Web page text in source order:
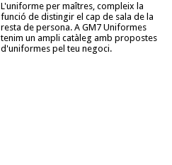
L'uniforme per maîtres, compleix la
funció de distingir el cap de sala de la
resta de persona. A GM7 Uniformes
tenim un ampli catàleg amb propostes
d'uniformes pel teu negoci.